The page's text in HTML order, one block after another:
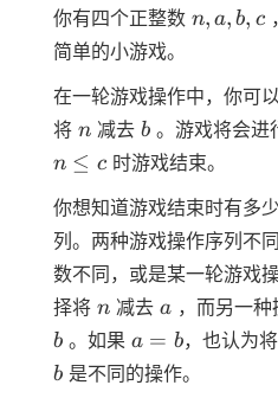
你有四个正整数 n,a,b,c
n, a, b, c
简单的小游戏。
在一轮游戏操作中，你可
将 n
n 减去 b
b 。游戏将会进
n ≤ c时游戏结束。
你想知道游戏结束时有多
列。两种游戏操作序列不
数不同，或是某一轮游戏
择将 n
n 减去 a
a ，而另一
b 。如果 a=b
a = b，也认为将
b 是不同的操作。